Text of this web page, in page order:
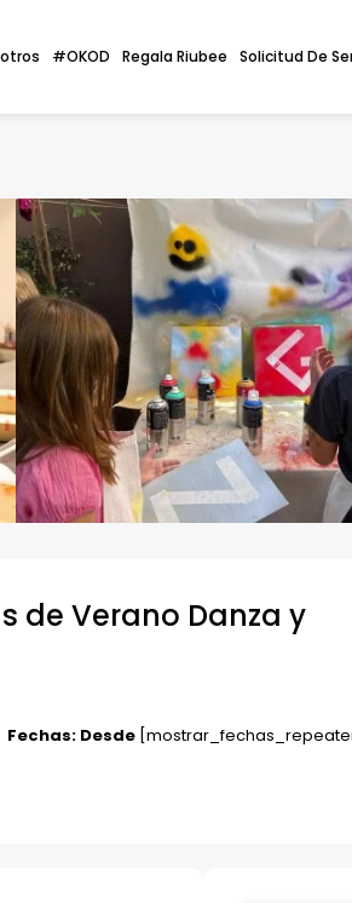
#OKOD Regala Riubee Solicitud De
de Verano Danza y
Fechas: Desde